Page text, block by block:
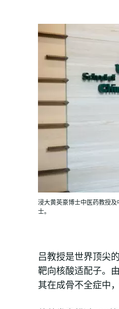
浸大黄英豪博士中医药教授
士。
吕教授是世界顶尖
靶向核酸适配子。
其在成骨不全症中